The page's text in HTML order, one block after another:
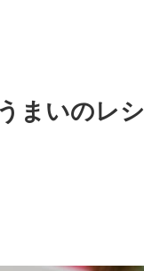
まいのレシ